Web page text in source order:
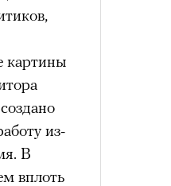
картины
из-
В
вплоть
а
и
,